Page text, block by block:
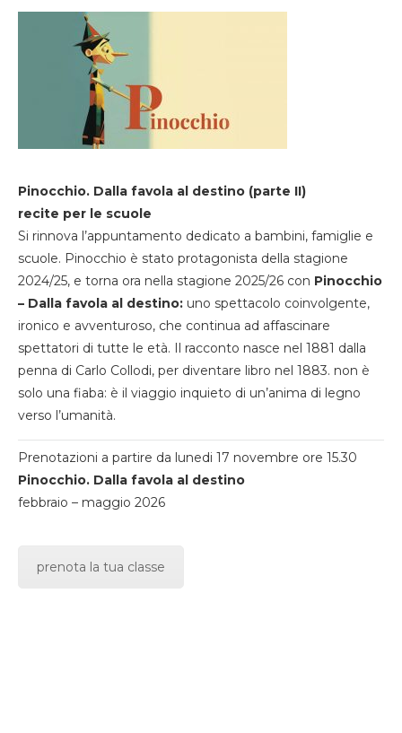
Pinocchio. Dalla favola al destino (parte II)
recite per le scuole
Si rinnova l’appuntamento dedicato a bambini, famiglie e
scuole. Pinocchio è stato protagonista della stagione
2024/25, e torna ora nella stagione 2025/26 con Pinocchio
– Dalla favola al destino: uno spettacolo coinvolgente,
ironico e avventuroso, che continua ad affascinare
spettatori di tutte le età. Il racconto nasce nel 1881 dalla
penna di Carlo Collodi, per diventare libro nel 1883. non è
solo una fiaba: è il viaggio inquieto di un’anima di legno
verso l’umanità.
Prenotazioni a partire da lunedi 17 novembre ore 15.30
Pinocchio. Dalla favola al destino
febbraio – maggio 2026
prenota la tua classe